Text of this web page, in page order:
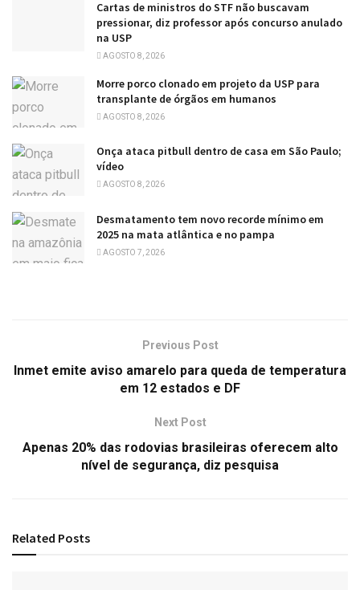
Cartas de ministros do STF não buscavam
pressionar, diz professor após concurso anulado
na USP
AGOSTO 8, 2026
Morre porco clonado em projeto da USP para
transplante de órgãos em humanos
AGOSTO 8, 2026
Onça ataca pitbull dentro de casa em São Paulo;
vídeo
AGOSTO 8, 2026
Desmatamento tem novo recorde mínimo em
2025 na mata atlântica e no pampa
AGOSTO 7, 2026
Previous Post
Inmet emite aviso amarelo para queda de temperatura
em 12 estados e DF
Next Post
Apenas 20% das rodovias brasileiras oferecem alto
nível de segurança, diz pesquisa
Related Posts